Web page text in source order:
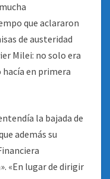
que aclararon
de austeridad
Milei: no solo era
hacía en primera
la bajada de
además su
«En lugar de dirigir